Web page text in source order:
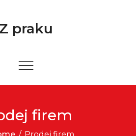
Z praku
firem